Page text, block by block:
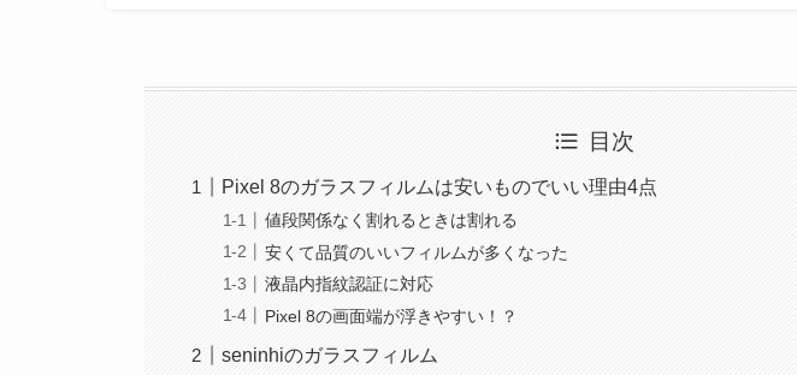
目次
Pixel 8のガラスフィルムは安いものでいい理由4点
値段関係なく割れるときは割れる
安くて品質のいいフィルムが多くなった
液晶内指紋認証に対応
Pixel 8の画面端が浮きやすい！？
seninhiのガラスフィルム